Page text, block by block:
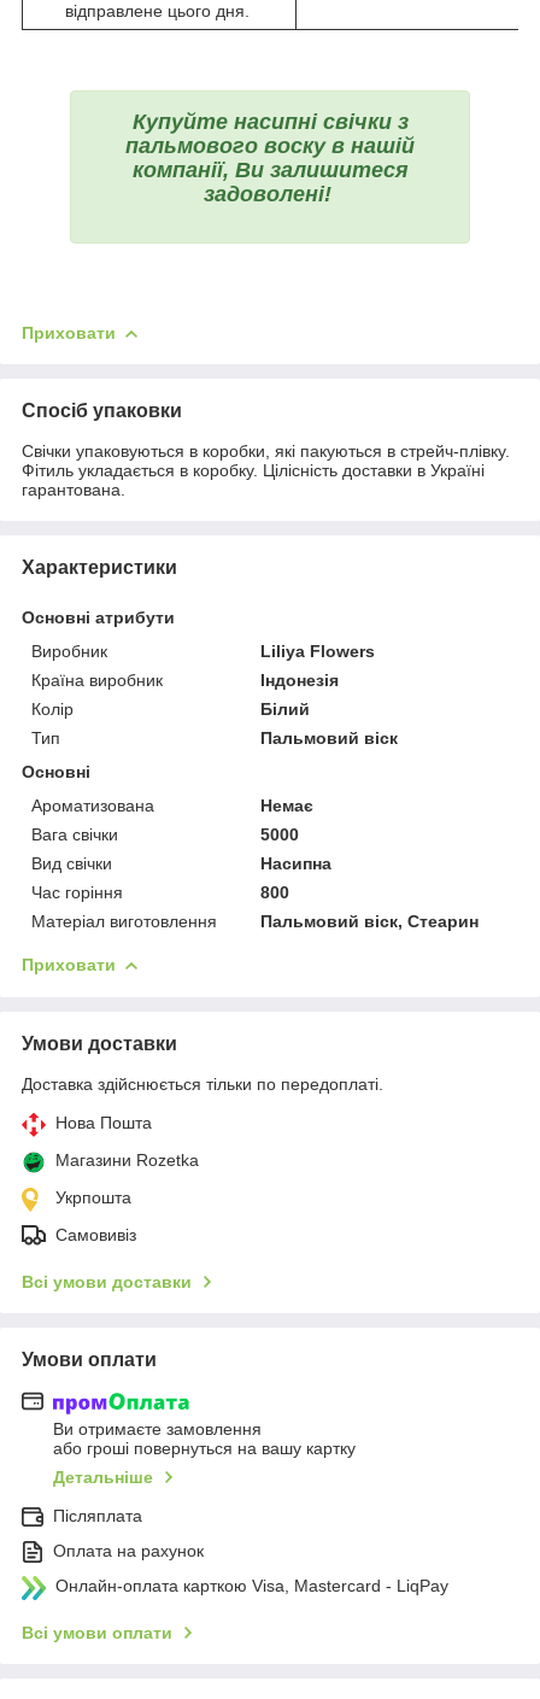
відправлене цього дня.
Купуйте насипні свічки з
пальмового воску в нашій
компанії, Ви залишитеся
задоволені!
Приховати
Спосіб упаковки
Свічки упаковуються в коробки, які пакуються в стрейч-плівку.
Фітиль укладається в коробку. Цілісність доставки в Україні
гарантована.
Характеристики
Основні атрибути
Виробник
Liliya Flowers
Країна виробник
Індонезія
Колір
Білий
Тип
Пальмовий віск
Основні
Ароматизована
Немає
Вага свічки
5000
Вид свічки
Насипна
Час горіння
800
Матеріал виготовлення
Пальмовий віск, Стеарин
Приховати
Умови доставки
Доставка здійснюється тільки по передоплаті.
Нова Пошта
Магазини Rozetka
Укрпошта
Самовивіз
Всі умови доставки
Умови оплати
Ви отримаєте замовлення
або гроші повернуться на вашу картку
Детальніше
Післяплата
Оплата на рахунок
Онлайн-оплата карткою Visa, Mastercard - LiqPay
Всі умови оплати